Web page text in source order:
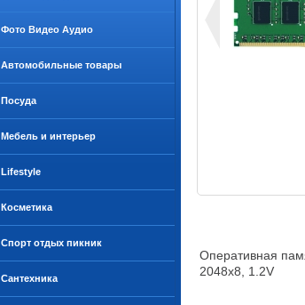
Фото Видео Аудио
Автомобильные товары
Посуда
Мебель и интерьер
Lifestyle
Косметика
Спорт отдых пикник
Сантехника
Оперативная
2048x8, 1.2V